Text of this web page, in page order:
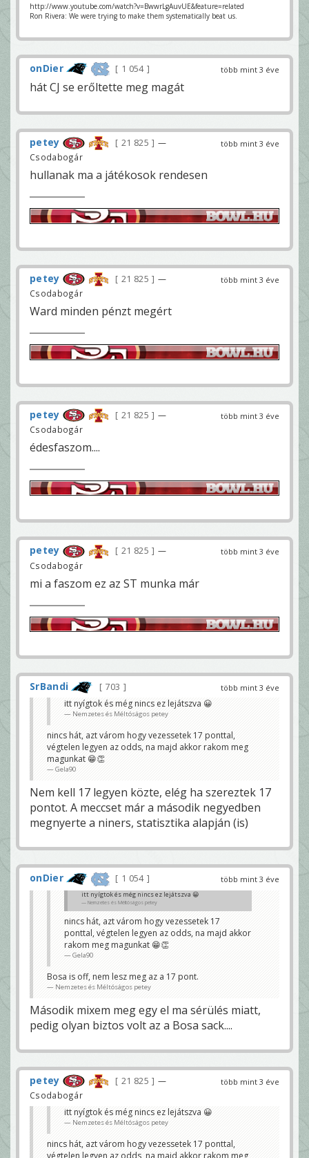
http://www.youtube.com/watch?v=BwwrLgAuvUE&feature=related
Ron Rivera: We were trying to make them systematically beat us.
több mint 3 éve
onDier 1 054
hát CJ se erőltette meg magát
több mint 3 éve
petey 21 825
—
Csodabogár
hullanak ma a játékosok rendesen
több mint 3 éve
petey 21 825
—
Csodabogár
Ward minden pénzt megért
több mint 3 éve
petey 21 825
—
Csodabogár
édesfaszom....
több mint 3 éve
petey 21 825
—
Csodabogár
mi a faszom ez az ST munka már
több mint 3 éve
SrBandi
703
itt nyígtok és még nincs ez lejátszva 😀
Nemzetes és Méltóságos petey
nincs hát, azt várom hogy vezessetek 17 ponttal,
végtelen legyen az odds, na majd akkor rakom meg
magunkat 😁👏
Gela90
Nem kell 17 legyen közte, elég ha szereztek 17
pontot. A meccset már a második negyedben
megnyerte a niners, statisztika alapján (is)
több mint 3 éve
onDier 1 054
itt nyígtok és még nincs ez lejátszva 😀
Nemzetes és Méltóságos petey
nincs hát, azt várom hogy vezessetek 17
ponttal, végtelen legyen az odds, na majd akkor
rakom meg magunkat 😁👏
Gela90
Bosa is off, nem lesz meg az a 17 pont.
Nemzetes és Méltóságos petey
Második mixem meg egy el ma sérülés miatt,
pedig olyan biztos volt az a Bosa sack....
több mint 3 éve
petey 21 825
—
Csodabogár
itt nyígtok és még nincs ez lejátszva 😀
Nemzetes és Méltóságos petey
nincs hát, azt várom hogy vezessetek 17 ponttal,
végtelen legyen az odds, na majd akkor rakom meg